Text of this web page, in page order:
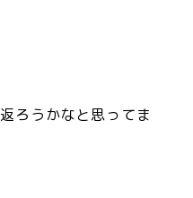
ろうかなと思ってま